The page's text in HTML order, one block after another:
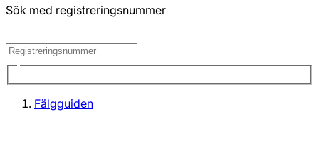
Sök med registreringsnummer
Fälgguiden